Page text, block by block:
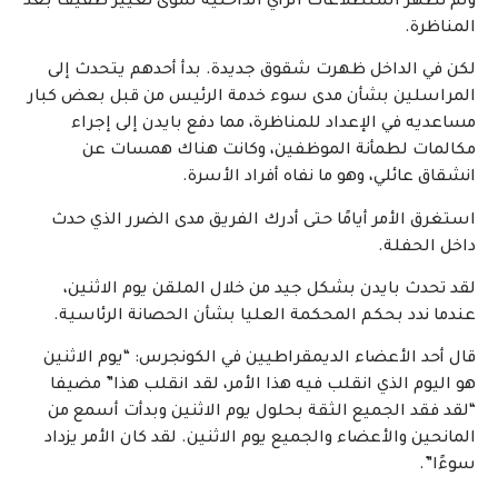
المناظرة.
لكن في الداخل ظهرت شقوق جديدة. بدأ أحدهم يتحدث إلى
المراسلين بشأن مدى سوء خدمة الرئيس من قبل بعض كبار
مساعديه في الإعداد للمناظرة، مما دفع بايدن إلى إجراء
مكالمات لطمأنة الموظفين، وكانت هناك همسات عن
انشقاق عائلي، وهو ما نفاه أفراد الأسرة.
استغرق الأمر أيامًا حتى أدرك الفريق مدى الضرر الذي حدث
داخل الحفلة.
لقد تحدث بايدن بشكل جيد من خلال الملقن يوم الاثنين،
عندما ندد بحكم المحكمة العليا بشأن الحصانة الرئاسية.
قال أحد الأعضاء الديمقراطيين في الكونجرس: “يوم الاثنين
هو اليوم الذي انقلب فيه هذا الأمر، لقد انقلب هذا” مضيفا
“لقد فقد الجميع الثقة بحلول يوم الاثنين وبدأت أسمع من
المانحين والأعضاء والجميع يوم الاثنين. لقد كان الأمر يزداد
سوءًا”.